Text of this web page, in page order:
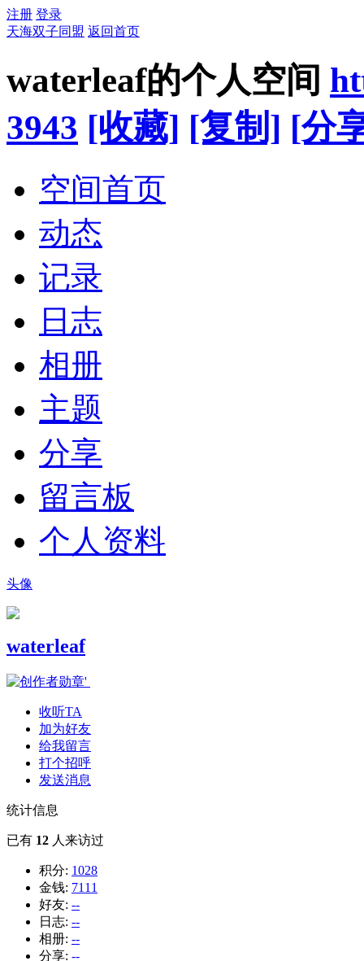
注册 登录
天海双子同盟 返回首页
waterleaf的个人空间
3943 [收藏] [复制] [分
空间首页
动态
记录
日志
相册
主题
分享
留言板
个人资料
头像
waterleaf
收听TA
加为好友
给我留言
打个招呼
发送消息
统计信息
已有 12 人来访过
积分: 1028
金钱: 7111
好友: --
日志: --
相册: --
分享: --